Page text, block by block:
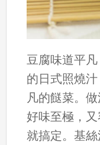
豆腐味道平
的日式照燒
凡的餸菜。
好味至極，
就搞定。基